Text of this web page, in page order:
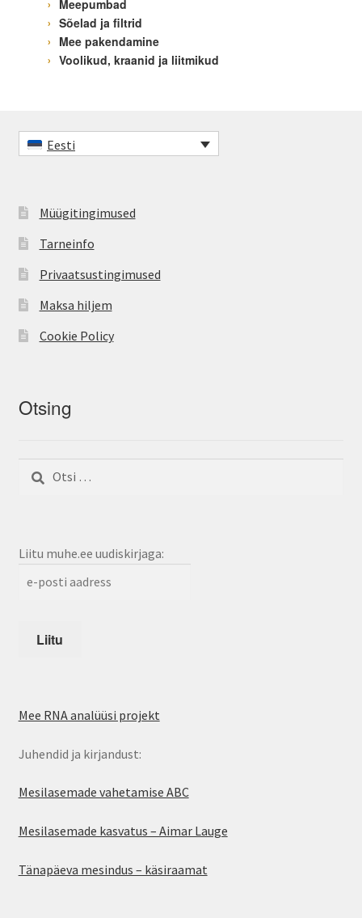
Meepumbad
Sõelad ja filtrid
Mee pakendamine
Voolikud, kraanid ja liitmikud
Eesti
Müügitingimused
Tarneinfo
Privaatsustingimused
Maksa hiljem
Cookie Policy
Otsing
Otsi:
Liitu muhe.ee uudiskirjaga:
Mee RNA analüüsi projekt
Juhendid ja kirjandust:
Mesilasemade vahetamise ABC
Mesilasemade kasvatus – Aimar Lauge
Tänapäeva mesindus – käsiraamat